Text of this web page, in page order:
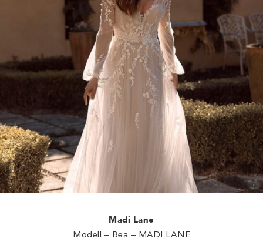
Madi Lane
Modell – Bea – MADI LANE